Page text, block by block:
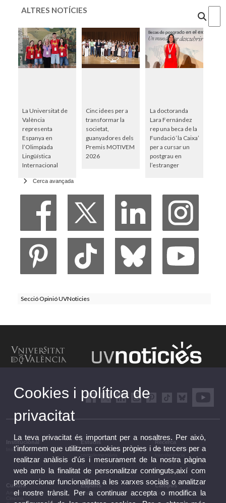
ALTRES NOTÍCIES
La Universitat de
València
representa
Espanya en
l’Olimpíada
Lingüística
Internacional
Cinc idees per a
transformar la
societat,
guanyadores dels
Premis MOTIVEM
2026
La doctoranda
Lara Fernández
rep una beca de la
Fundació ‘la Caixa’
per a cursar un
postgrau en
l’estranger
Cerca avançada
Secció Opinió UVNoticies
Institucional
Institucional
Estudis
Estudis i formació
Recerca
Recerca, innovació i
Cultura
Arts escèniques
Esports
Esports
Campus
Campus
Cookies i política de
privacitat
La teva privacitat és important per a nosaltres. Per això,
t'informem que utilitzem cookies pròpies i de tercers per a
realitzar anàlisis d'ús i mesurament de la nostra pàgina
web amb la finalitat de personalitzar continguts,així com
proporcionar funcionalitats a les xarxes socials o analitzar
el nostre trànsit. Per a continuar accepta o modifica la